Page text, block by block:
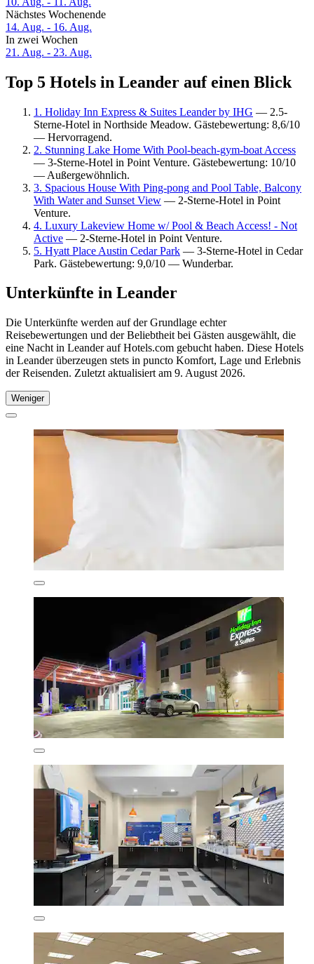
Nächstes Wochenende
14. Aug. - 16. Aug.
In zwei Wochen
21. Aug. - 23. Aug.
Top 5 Hotels in Leander auf einen Blick
1. Holiday Inn Express & Suites Leander by IHG — 2.5-
Sterne-Hotel in Northside Meadow. Gästebewertung: 8,6/10
— Hervorragend.
2. Stunning Lake Home With Pool-beach-gym-boat Access
— 3-Sterne-Hotel in Point Venture. Gästebewertung: 10/10
— Außergewöhnlich.
3. Spacious House With Ping-pong and Pool Table, Balcony
With Water and Sunset View — 2-Sterne-Hotel in Point
Venture.
4. Luxury Lakeview Home w/ Pool & Beach Access! - Not
Active — 2-Sterne-Hotel in Point Venture.
5. Hyatt Place Austin Cedar Park — 3-Sterne-Hotel in Cedar
Park. Gästebewertung: 9,0/10 — Wunderbar.
Unterkünfte in Leander
Die Unterkünfte werden auf der Grundlage echter
Reisebewertungen und der Beliebtheit bei Gästen ausgewählt, die
eine Nacht in Leander auf Hotels.com gebucht haben. Diese Hotels
in Leander überzeugen stets in puncto Komfort, Lage und Erlebnis
der Reisenden. Zuletzt aktualisiert am 9. August 2026.
Weniger